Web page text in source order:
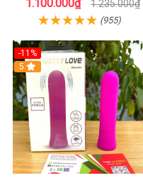
1.100.000₫ 1.235.000₫
(955)
-11%
5